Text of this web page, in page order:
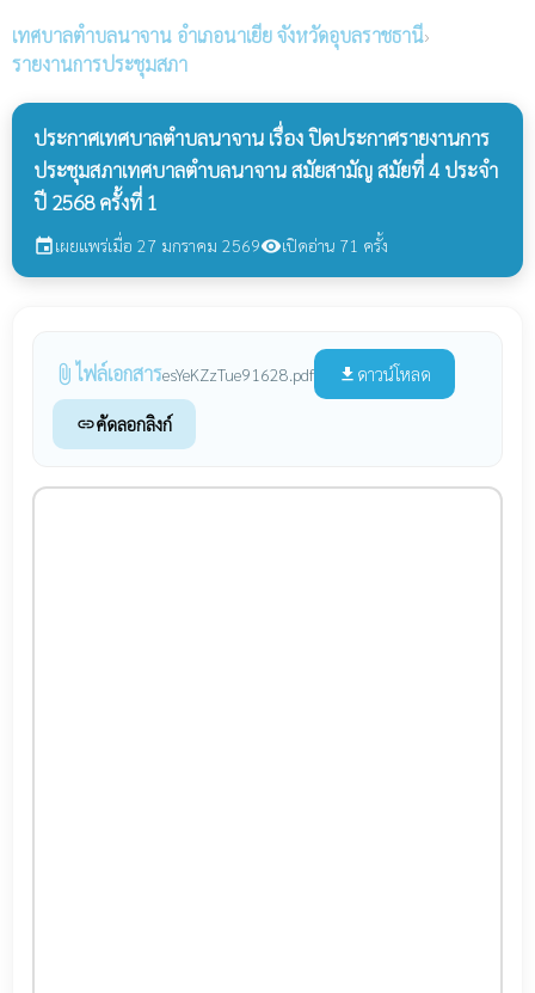
เทศบาลตำบลนาจาน อำเภอนาเยีย จังหวัดอุบลราชธานี›
รายงานการประชุมสภา
ประกาศเทศบาลตำบลนาจาน เรื่อง ปิดประกาศรายงานการ
ประชุมสภาเทศบาลตำบลนาจาน สมัยสามัญ สมัยที่ 4 ประจำ
ปี 2568 ครั้งที่ 1
eventเผยแพร่เมื่อ 27 มกราคม 2569visibilityเปิดอ่าน 71 ครั้ง
attach_file ไฟล์เอกสารesYeKZzTue91628.pdf file_download ดาวน์โหลด
linkคัดลอกลิงก์